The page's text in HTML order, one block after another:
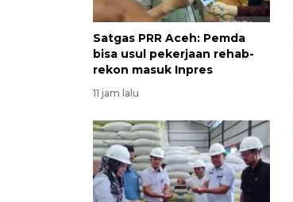
Satgas PRR Aceh: Pemda
bisa usul pekerjaan rehab-
rekon masuk Inpres
11 jam lalu